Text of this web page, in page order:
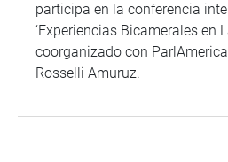
participa en la conferencia
‘Experiencias Bicamerales en
coorganizado con
Rosselli Amuruz.